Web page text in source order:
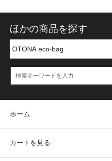
ほかの商品を探す
ホーム
カートを見る